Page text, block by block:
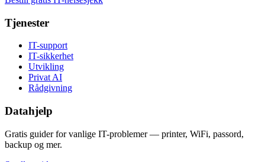
Tjenester
IT-support
IT-sikkerhet
Utvikling
Privat AI
Rådgivning
Datahjelp
Gratis guider for vanlige IT-problemer — printer, WiFi, passord,
backup og mer.